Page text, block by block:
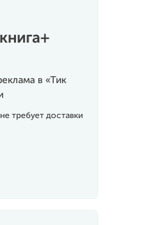
в «Тик
требует доставки